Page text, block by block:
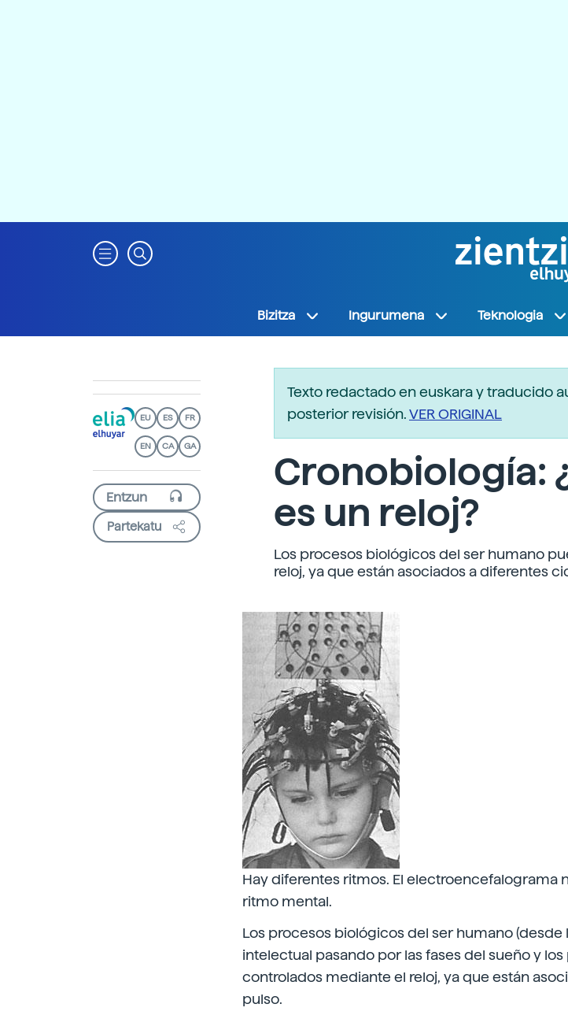
Bizitza Ingurumena Teknologia
EU ES FR
EN CA GA
Partekatu
Texto redactado en euskara y traducido
posterior revisión.VER ORIGINAL
Cronobiología:
es un reloj?
Los procesos biológicos del ser humano
reloj, ya que están asociados a diferentes
Hay diferentes ritmos. El electroencefalograma
ritmo mental.
Los procesos biológicos del ser humano
intelectual pasando por las fases del sueño y
controlados mediante el reloj, ya que están
pulso.